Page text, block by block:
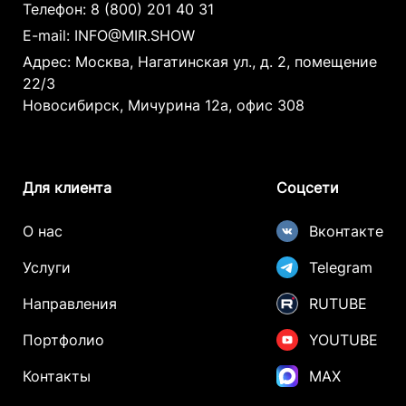
обученных операторов с лицензией
Защитные экраны и барьеры в местах
возможного отражения лучей
Защита техники и смартфонов:
дополнительно следят за тем, чтобы гости
не направляли камеры прямо на источник
лазера. При необходимости мы заранее
информируем о безопасных зонах для
Если вы переживаете за безопасность
своих гостей или техники — будьте
уверены: наше лазерное шоу не только
впечатляюще, но и абсолютно безопасно
Телефон: 8 (800) 201 40 31
E-mail: INFO@MIR.SHOW
Адрес: Москва, Нагатинская ул., д. 2, помещение
22/3
Новосибирск, Мичурина 12а, офис 308
Для клиента
О нас
Услуги
Направления
Портфолио
Контакты
Соцсети
Вконтакте
Telegram
RUTUBE
YOUTUBE
MAX